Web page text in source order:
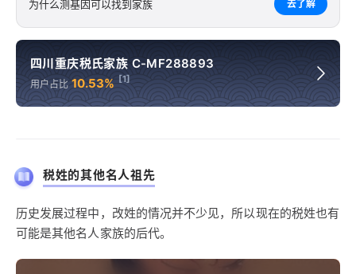
为什么测基因可以找到家族 去了解
四川重庆税氏家族 C-MF288893
用户占比 10.53% [1]
税姓的其他名人祖先
历史发展过程中，改姓的情况并不少见，所以现在的税姓也有
可能是其他名人家族的后代。